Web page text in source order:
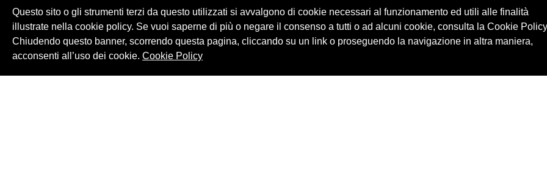
Questo sito o gli strumenti terzi da questo utilizzati si avvalgono di cookie necessari al funzionamento ed utili alle finalità
illustrate nella cookie policy. Se vuoi saperne di più o negare il consenso a tutti o ad alcuni cookie, consulta la Cookie
Chiudendo questo banner, scorrendo questa pagina, cliccando su un link o proseguendo la navigazione in altra maniera,
acconsenti all’uso dei cookie. Cookie Policy